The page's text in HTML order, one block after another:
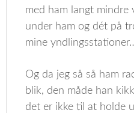
med ham langt mindre
under ham og dét på
mine
Og da jeg så så ham
blik, den måde han
det er ikke til at holde